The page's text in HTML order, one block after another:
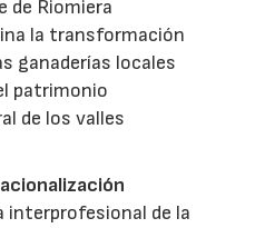
de Riomiera
la transformación
ganaderías locales
patrimonio
de los valles
interprofesional de la